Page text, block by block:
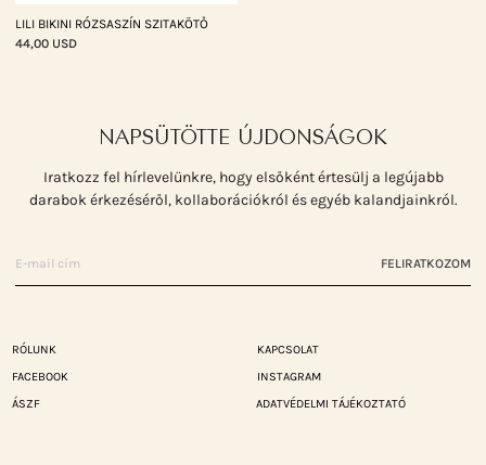
LILI BIKINI RÓZSASZÍN SZITAKÖTŐ
44,00 USD
NAPSÜTÖTTE ÚJDONSÁGOK
Iratkozz fel hírlevelünkre, hogy elsőként értesülj a legújabb
darabok érkezéséről, kollaborációkról és egyéb kalandjainkról.
FELIRATKOZOM
RÓLUNK
KAPCSOLAT
FACEBOOK
INSTAGRAM
ÁSZF
ADATVÉDELMI TÁJÉKOZTATÓ